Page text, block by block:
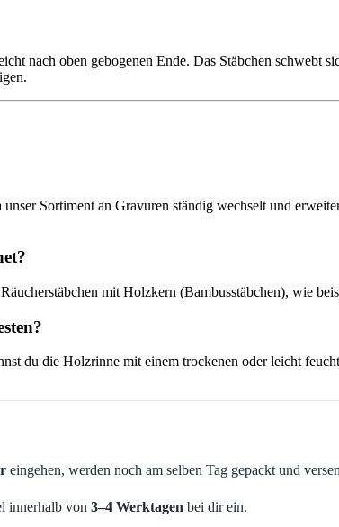
nach oben gebogenen Ende. Das Stäbchen schwebt
Sortiment an Gravuren ständig wechselt und
mit Holzkern (Bambusstäbchen), wie
du die Holzrinne mit einem trockenen oder leicht
eingehen, werden noch am selben Tag gepackt und
innerhalb von 3–4 Werktagen bei dir ein.